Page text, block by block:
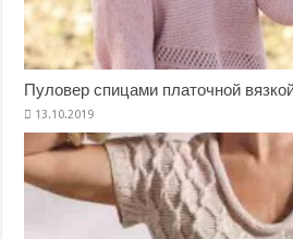
Пуловер спицами платочной